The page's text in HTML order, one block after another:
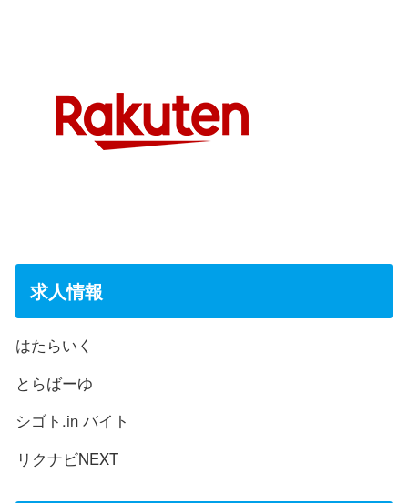
求人情報
はたらいく
とらばーゆ
シゴト.in バイト
リクナビNEXT